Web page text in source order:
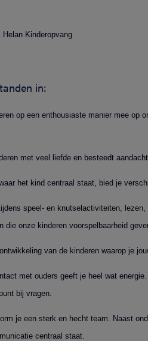
Kinderopvang
in:
op een enthousiaste manier mee op
met veel liefde en besteedt
het kind centraal staat, bied je
speel- en knutselactiviteiten,
die onze kinderen voorspelbaarheid
van de kinderen waarop je
met ouders geeft je heel wat
bij vragen.
je een sterk en hecht team. Naast
centraal staat.